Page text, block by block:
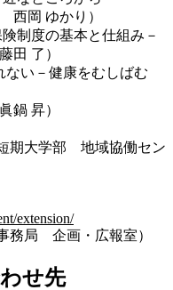
岡 ゆかり）
制度の基本と仕組み－
田 了）
ない－健康をむしばむ
鍋 昇）
期大学部 地域協働セン
extension/
務局 企画・広報室）
せ先